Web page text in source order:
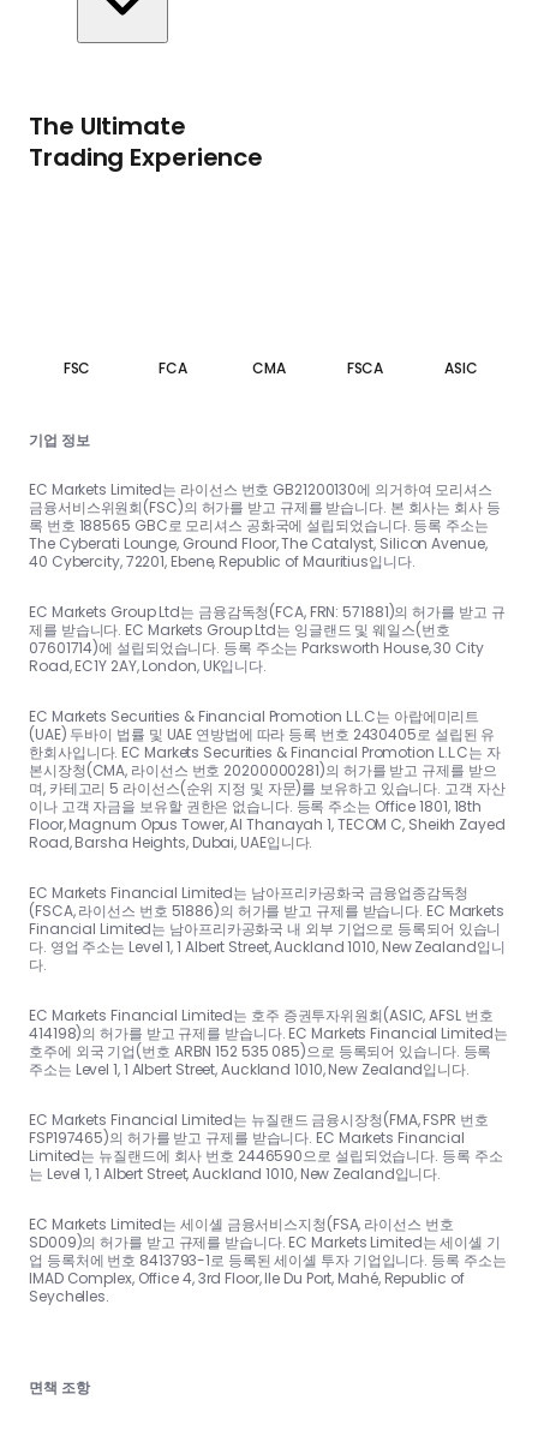
The Ultimate
Trading Experience
FSC FCA CMA FSCA ASIC
기업 정보
EC Markets Limited는 라이선스 번호 GB21200130에 의거하여 모리셔스
금융서비스위원회(FSC)의 허가를 받고 규제를 받습니다. 본 회사는 회사 등
록 번호 188565 GBC로 모리셔스 공화국에 설립되었습니다. 등록 주소는
The Cyberati Lounge, Ground Floor, The Catalyst, Silicon Avenue,
40 Cybercity, 72201, Ebene, Republic of Mauritius입니다.
EC Markets Group Ltd는 금융감독청(FCA, FRN: 571881)의 허가를 받고 규
제를 받습니다. EC Markets Group Ltd는 잉글랜드 및 웨일스(번호
07601714)에 설립되었습니다. 등록 주소는 Parksworth House, 30 City
Road, EC1Y 2AY, London, UK입니다.
EC Markets Securities & Financial Promotion L.L.C는 아랍에미리트
(UAE) 두바이 법률 및 UAE 연방법에 따라 등록 번호 2430405로 설립된 유
한회사입니다. EC Markets Securities & Financial Promotion L.L.C는 자
본시장청(CMA, 라이선스 번호 20200000281)의 허가를 받고 규제를 받으
며, 카테고리 5 라이선스(순위 지정 및 자문)를 보유하고 있습니다. 고객 자산
이나 고객 자금을 보유할 권한은 없습니다. 등록 주소는 Office 1801, 18th
Floor, Magnum Opus Tower, Al Thanayah 1, TECOM C, Sheikh Zayed
Road, Barsha Heights, Dubai, UAE입니다.
EC Markets Financial Limited는 남아프리카공화국 금융업종감독청
(FSCA, 라이선스 번호 51886)의 허가를 받고 규제를 받습니다. EC Markets
Financial Limited는 남아프리카공화국 내 외부 기업으로 등록되어 있습니
다. 영업 주소는 Level 1, 1 Albert Street, Auckland 1010, New Zealand입니
다.
EC Markets Financial Limited는 호주 증권투자위원회(ASIC, AFSL 번호
414198)의 허가를 받고 규제를 받습니다. EC Markets Financial Limited는
호주에 외국 기업(번호 ARBN 152 535 085)으로 등록되어 있습니다. 등록
주소는 Level 1, 1 Albert Street, Auckland 1010, New Zealand입니다.
EC Markets Financial Limited는 뉴질랜드 금융시장청(FMA, FSPR 번호
FSP197465)의 허가를 받고 규제를 받습니다. EC Markets Financial
Limited는 뉴질랜드에 회사 번호 2446590으로 설립되었습니다. 등록 주소
는 Level 1, 1 Albert Street, Auckland 1010, New Zealand입니다.
EC Markets Limited는 세이셸 금융서비스지청(FSA, 라이선스 번호
SD009)의 허가를 받고 규제를 받습니다. EC Markets Limited는 세이셸 기
업 등록처에 번호 8413793-1로 등록된 세이셸 투자 기업입니다. 등록 주소는
IMAD Complex, Office 4, 3rd Floor, Ile Du Port, Mahé, Republic of
Seychelles.
면책 조항